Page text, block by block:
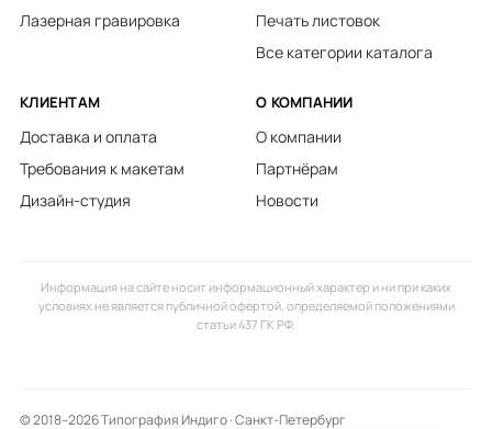
Лазерная гравировка
Печать листовок
Все категории каталога
КЛИЕНТАМ
Доставка и оплата
Требования к макетам
Дизайн-студия
О КОМПАНИИ
О компании
Партнёрам
Новости
Информация на сайте носит информационный характер и ни при каких
условиях не является публичной офертой, определяемой положениями
статьи 437 ГК РФ.
© 2018–2026 Типография Индиго · Санкт-Петербург